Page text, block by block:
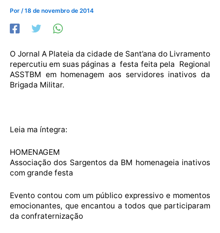
Por /18 de novembro de 2014
O Jornal A Plateia da cidade de Sant’ana do Livramento
repercutiu em suas páginas a festa feita pela Regional
ASSTBM em homenagem aos servidores inativos da
Brigada Militar.
Leia ma íntegra:
HOMENAGEM
Associação dos Sargentos da BM homenageia inativos
com grande festa
Evento contou com um público expressivo e momentos
emocionantes, que encantou a todos que participaram
da confraternização